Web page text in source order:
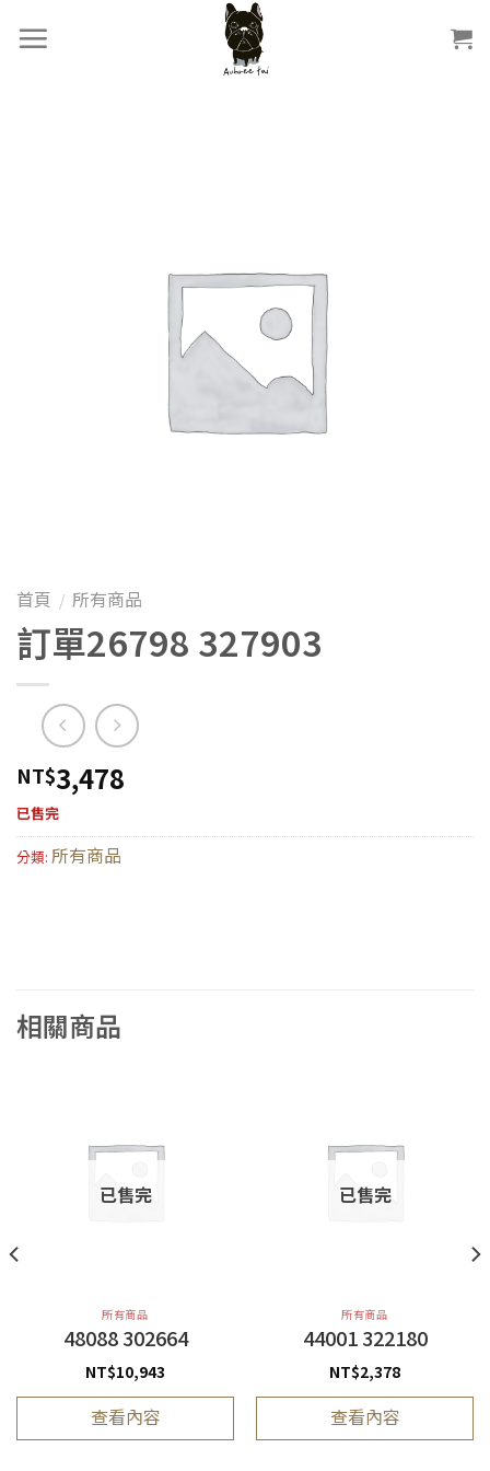
首頁 / 所有商品
訂單26798 327903
NT$3,478
已售完
分類: 所有商品
相關商品
已售完
所有商品
48088 302664
NT$10,943
查看內容
已售完
所有商品
44001 322180
NT$2,378
查看內容